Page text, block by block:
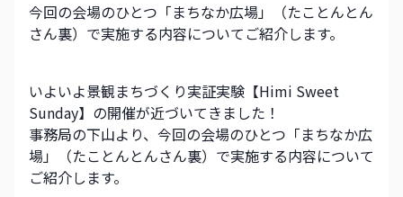
今回の会場のひとつ「まちなか広場」（たことんとん
さん裏）で実施する内容についてご紹介します。
いよいよ景観まちづくり実証実験【Himi Sweet
Sunday】の開催が近づいてきました！
事務局の下山より、今回の会場のひとつ「まちなか広
場」（たことんとんさん裏）で実施する内容について
ご紹介します。